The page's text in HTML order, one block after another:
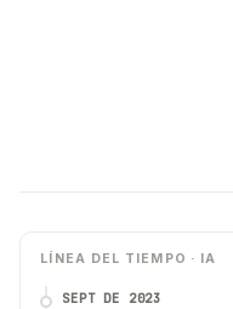
LÍNEA DEL TIEMPO · IA
SEPT DE 2023